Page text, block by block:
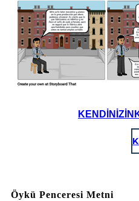
Öykü Penceresi Metni